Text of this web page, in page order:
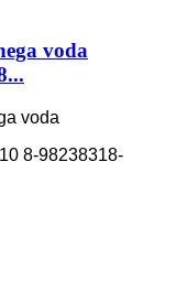
voda
voda
8-98238318-